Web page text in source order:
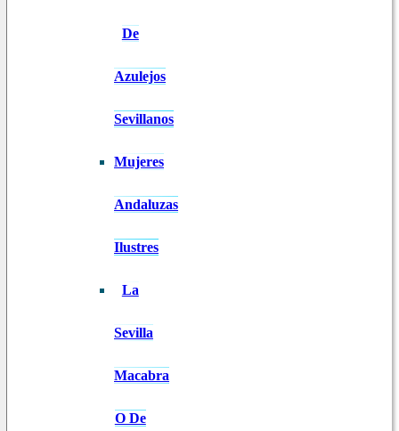
De
Azulejos
Sevillanos
Mujeres
Andaluzas
Ilustres
La
Sevilla
Macabra
O De